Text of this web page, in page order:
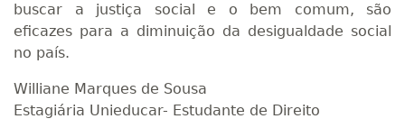
buscar a justiça social e o bem comum, são
eficazes para a diminuição da desigualdade social
no país.
Williane Marques de Sousa
Estagiária Unieducar- Estudante de Direito